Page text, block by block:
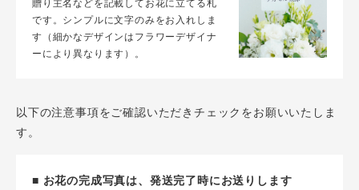
贈り主名などを記載してお花に立てる札
です。シンプルに文字のみをお入れしま
す（細かなデザインはフラワーデザイナ
ーにより異なります）。
以下の注意事項をご確認いただきチェックをお願いいたしま
す。
■ お花の完成写真は、発送完了時にお送りします